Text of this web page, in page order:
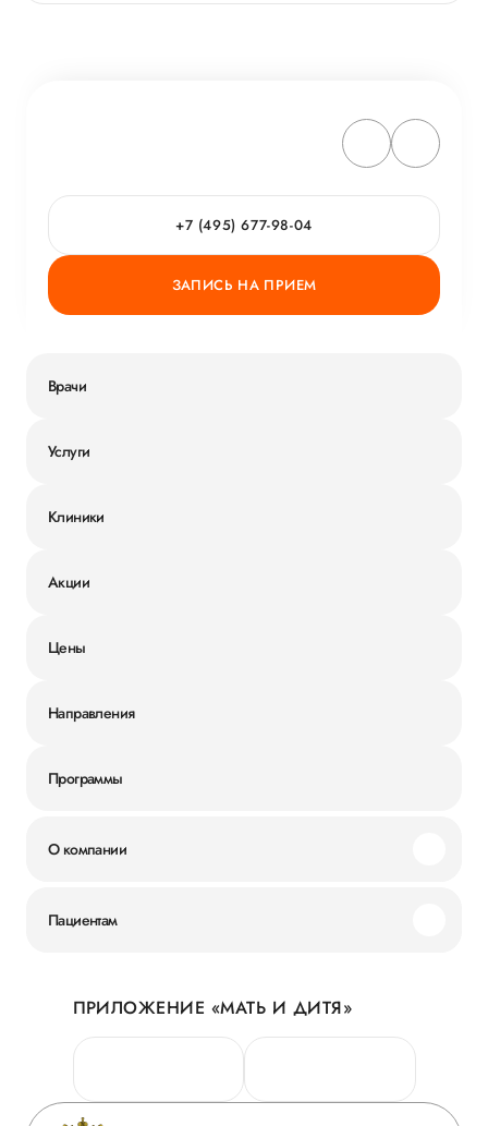
+7 (495) 677-98-04
ЗАПИСЬ НА ПРИЕМ
Врачи
Услуги
Клиники
Акции
Цены
Направления
Программы
О компании
Новости
Руководство
Сотрудничество
Пациентам
Личный кабинет
Персональные данные
Горячая линия качества
ПРИЛОЖЕНИЕ «МАТЬ И ДИТЯ»